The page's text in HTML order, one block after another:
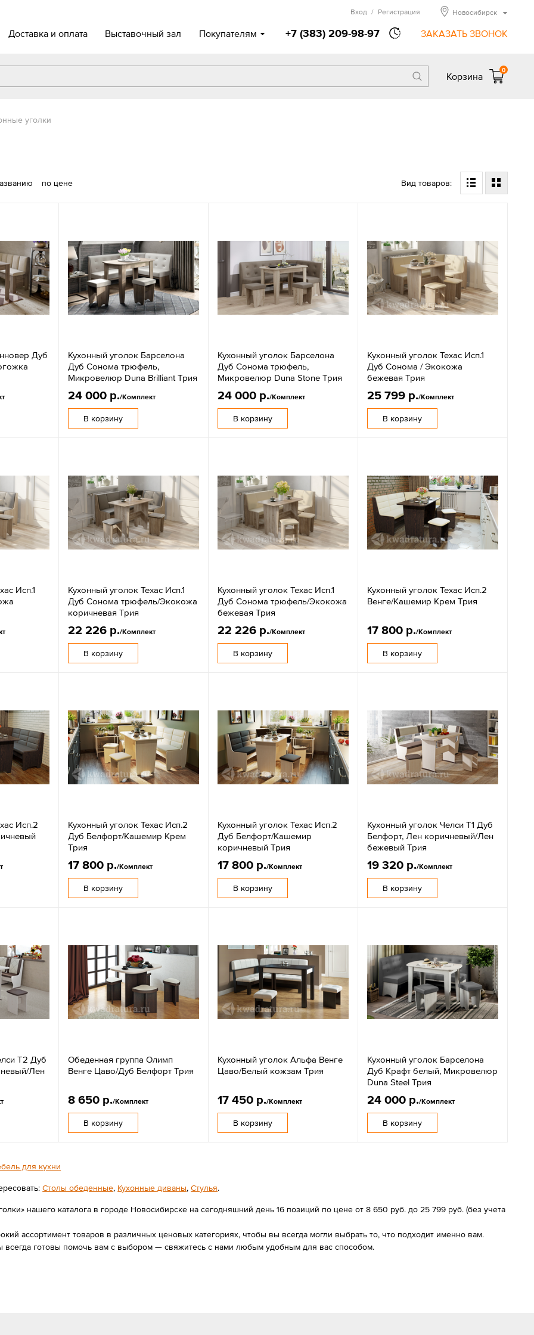
Доставка и оплата Выставочный зал Покупателям +7 (383) 209-98-97 ЗАКАЗАТЬ ЗВОНОК
Вход / Регистрация Новосибирск
Корзина
0
уголки
по цене Вид товаров:
Дуб
Кухонный уголок Барселона
Дуб Сонома трюфель,
Микровелюр Duna Brilliant Трия
24 000 р./Комплект
В корзину
Кухонный уголок Барселона
Дуб Сонома трюфель,
Микровелюр Duna Stone Трия
24 000 р./Комплект
В корзину
Кухонный уголок Техас Исп.1
Дуб Сонома / Экокожа
бежевая Трия
25 799 р./Комплект
В корзину
Исп.1
Кухонный уголок Техас Исп.1
Дуб Сонома трюфель/Экокожа
коричневая Трия
22 226 р./Комплект
В корзину
Кухонный уголок Техас Исп.1
Дуб Сонома трюфель/Экокожа
бежевая Трия
22 226 р./Комплект
В корзину
Кухонный уголок Техас Исп.2
Венге/Кашемир Крем Трия
17 800 р./Комплект
В корзину
Исп.2
Кухонный уголок Техас Исп.2
Дуб Белфорт/Кашемир Крем
Трия
17 800 р./Комплект
В корзину
Кухонный уголок Техас Исп.2
Дуб Белфорт/Кашемир
коричневый Трия
17 800 р./Комплект
В корзину
Кухонный уголок Челси Т1 Дуб
Белфорт, Лен коричневый/Лен
бежевый Трия
19 320 р./Комплект
В корзину
Т2 Дуб
Лен
Обеденная группа Олимп
Венге Цаво/Дуб Белфорт Трия
8 650 р./Комплект
В корзину
Кухонный уголок Альфа Венге
Цаво/Белый кожзам Трия
17 450 р./Комплект
В корзину
Кухонный уголок Барселона
Дуб Крафт белый, Микровелюр
Duna Steel Трия
24 000 р./Комплект
В корзину
для кухни
Столы обеденные, Кухонные диваны,Стулья.
нашего каталога в городе Новосибирске на сегодняшний день 16 позиций по цене от 8 650 руб. до 25 799 руб. (без учета
ассортимент товаров в различных ценовых категориях, чтобы вы всегда могли выбрать то, что подходит именно вам.
готовы помочь вам с выбором — свяжитесь с нами любым удобным для вас способом.